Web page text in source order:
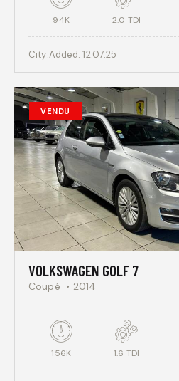
94K 2.0 TDI
City:Added: 12.07.25
VENDU
VOLKSWAGEN GOLF 7
Coupé 2014
156K 1.6 TDI